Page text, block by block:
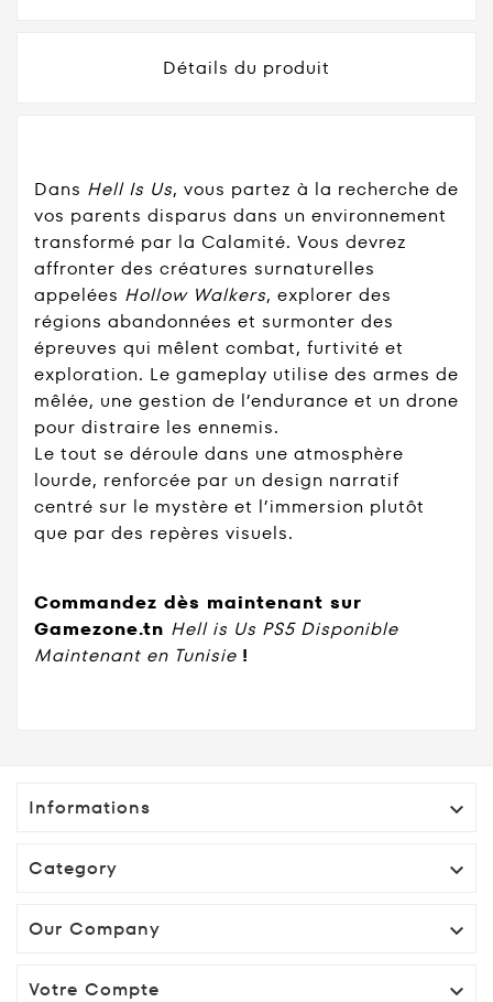
Détails du produit
Dans Hell Is Us, vous partez à la recherche de
vos parents disparus dans un environnement
transformé par la Calamité. Vous devrez
affronter des créatures surnaturelles
appelées Hollow Walkers, explorer des
régions abandonnées et surmonter des
épreuves qui mêlent combat, furtivité et
exploration. Le gameplay utilise des armes de
mêlée, une gestion de l’endurance et un drone
pour distraire les ennemis.
Le tout se déroule dans une atmosphère
lourde, renforcée par un design narratif
centré sur le mystère et l’immersion plutôt
que par des repères visuels.
Commandez dès maintenant sur
Gamezone.tn Hell is Us PS5 Disponible
Maintenant en Tunisie !
Informations 
Category 
Our Company 
Votre Compte 